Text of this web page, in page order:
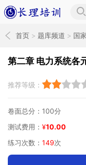
长理培训题库
首页 > 题库频道 > 国
第二章 电力系统各
推荐等级：
卷面总分：100分
测试费用： ¥10.00
练习次数： 149次